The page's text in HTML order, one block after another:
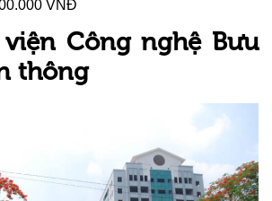
VNĐ
viện Công nghệ Bưu
thông